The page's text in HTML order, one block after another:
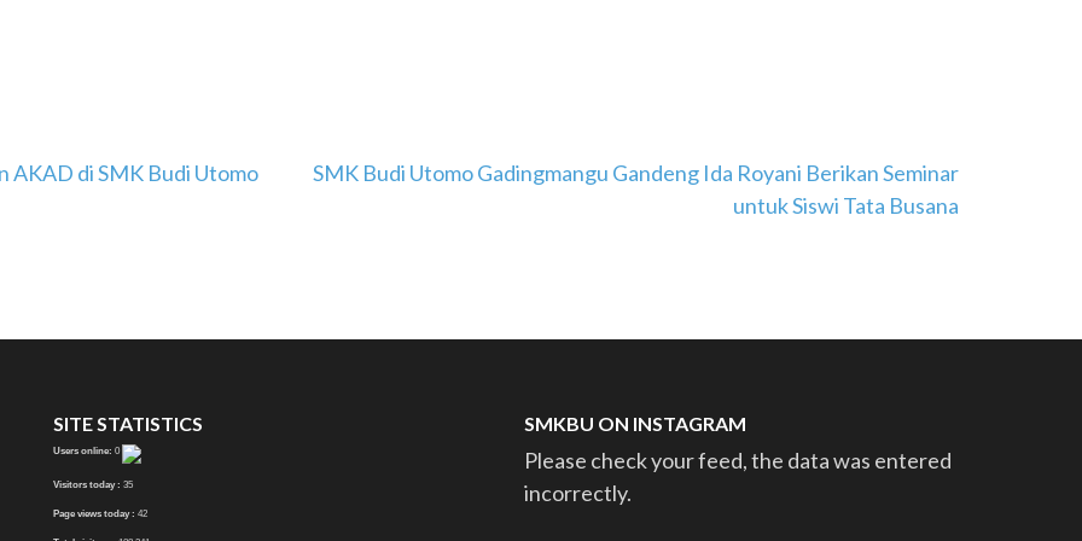
AKAD di SMK Budi Utomo
SMK Budi Utomo Gadingmangu Gandeng Ida Royani Berikan Seminar
untuk Siswi Tata Busana
SITE STATISTICS
Users online: 0
Visitors today : 35
Page views today : 42
SMKBU ON INSTAGRAM
Please check your feed, the data was entered
incorrectly.